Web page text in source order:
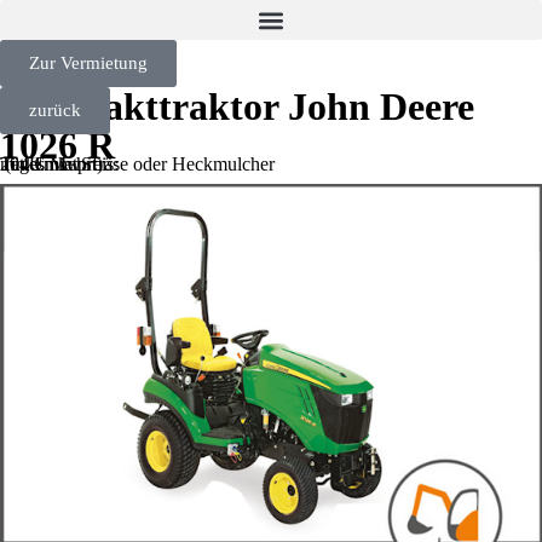
Zur Vermietung
zurück
Kompakttraktor John Deere
1026 R
mit Umkehrfräse oder Heckmulcher
Tagesmietpreis:
204 €
(inkl. MwSt)